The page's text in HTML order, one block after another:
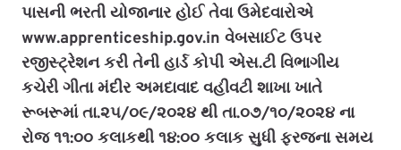
પાસની ભરતી યોજાનાર હોઈ તેવા ઉમેદવારોએ
www.apprenticeship.gov.in વેબસાઈટ ઉપર
રજીસ્ટ્રેશન કરી તેની હાર્ડ કોપી એસ.ટી વિભાગીય
કચેરી ગીતા મંદીર અમદાવાદ વહીવટી શાખા ખાતે
રૂબરૂમાં તા.૨૫/૦૯/૨૦૨૪ થી તા.૦૭/૧૦/૨૦૨૪ ના
રોજ ૧૧:૦૦ કલાકથી ૧૪:૦૦ કલાક સુધી ફરજના સમય